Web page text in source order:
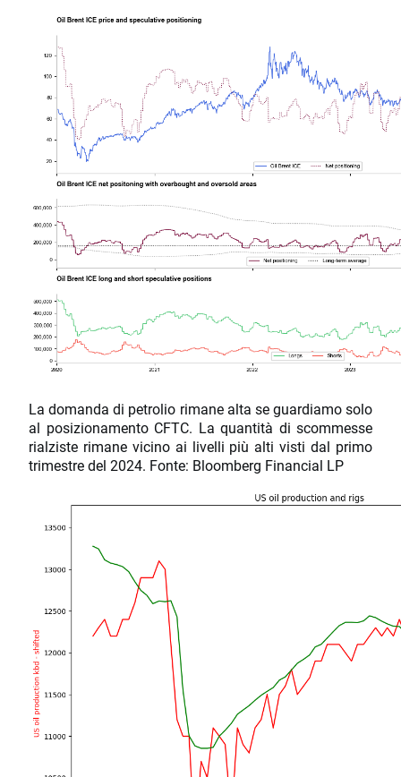
La domanda di petrolio rimane alta se guardiamo solo
al posizionamento CFTC. La quantità di scommesse
rialziste rimane vicino ai livelli più alti visti dal primo
trimestre del 2024. Fonte: Bloomberg Financial LP